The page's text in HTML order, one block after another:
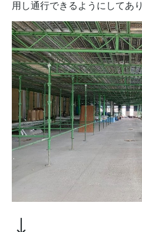
用し通行できるようにしてあり
↓